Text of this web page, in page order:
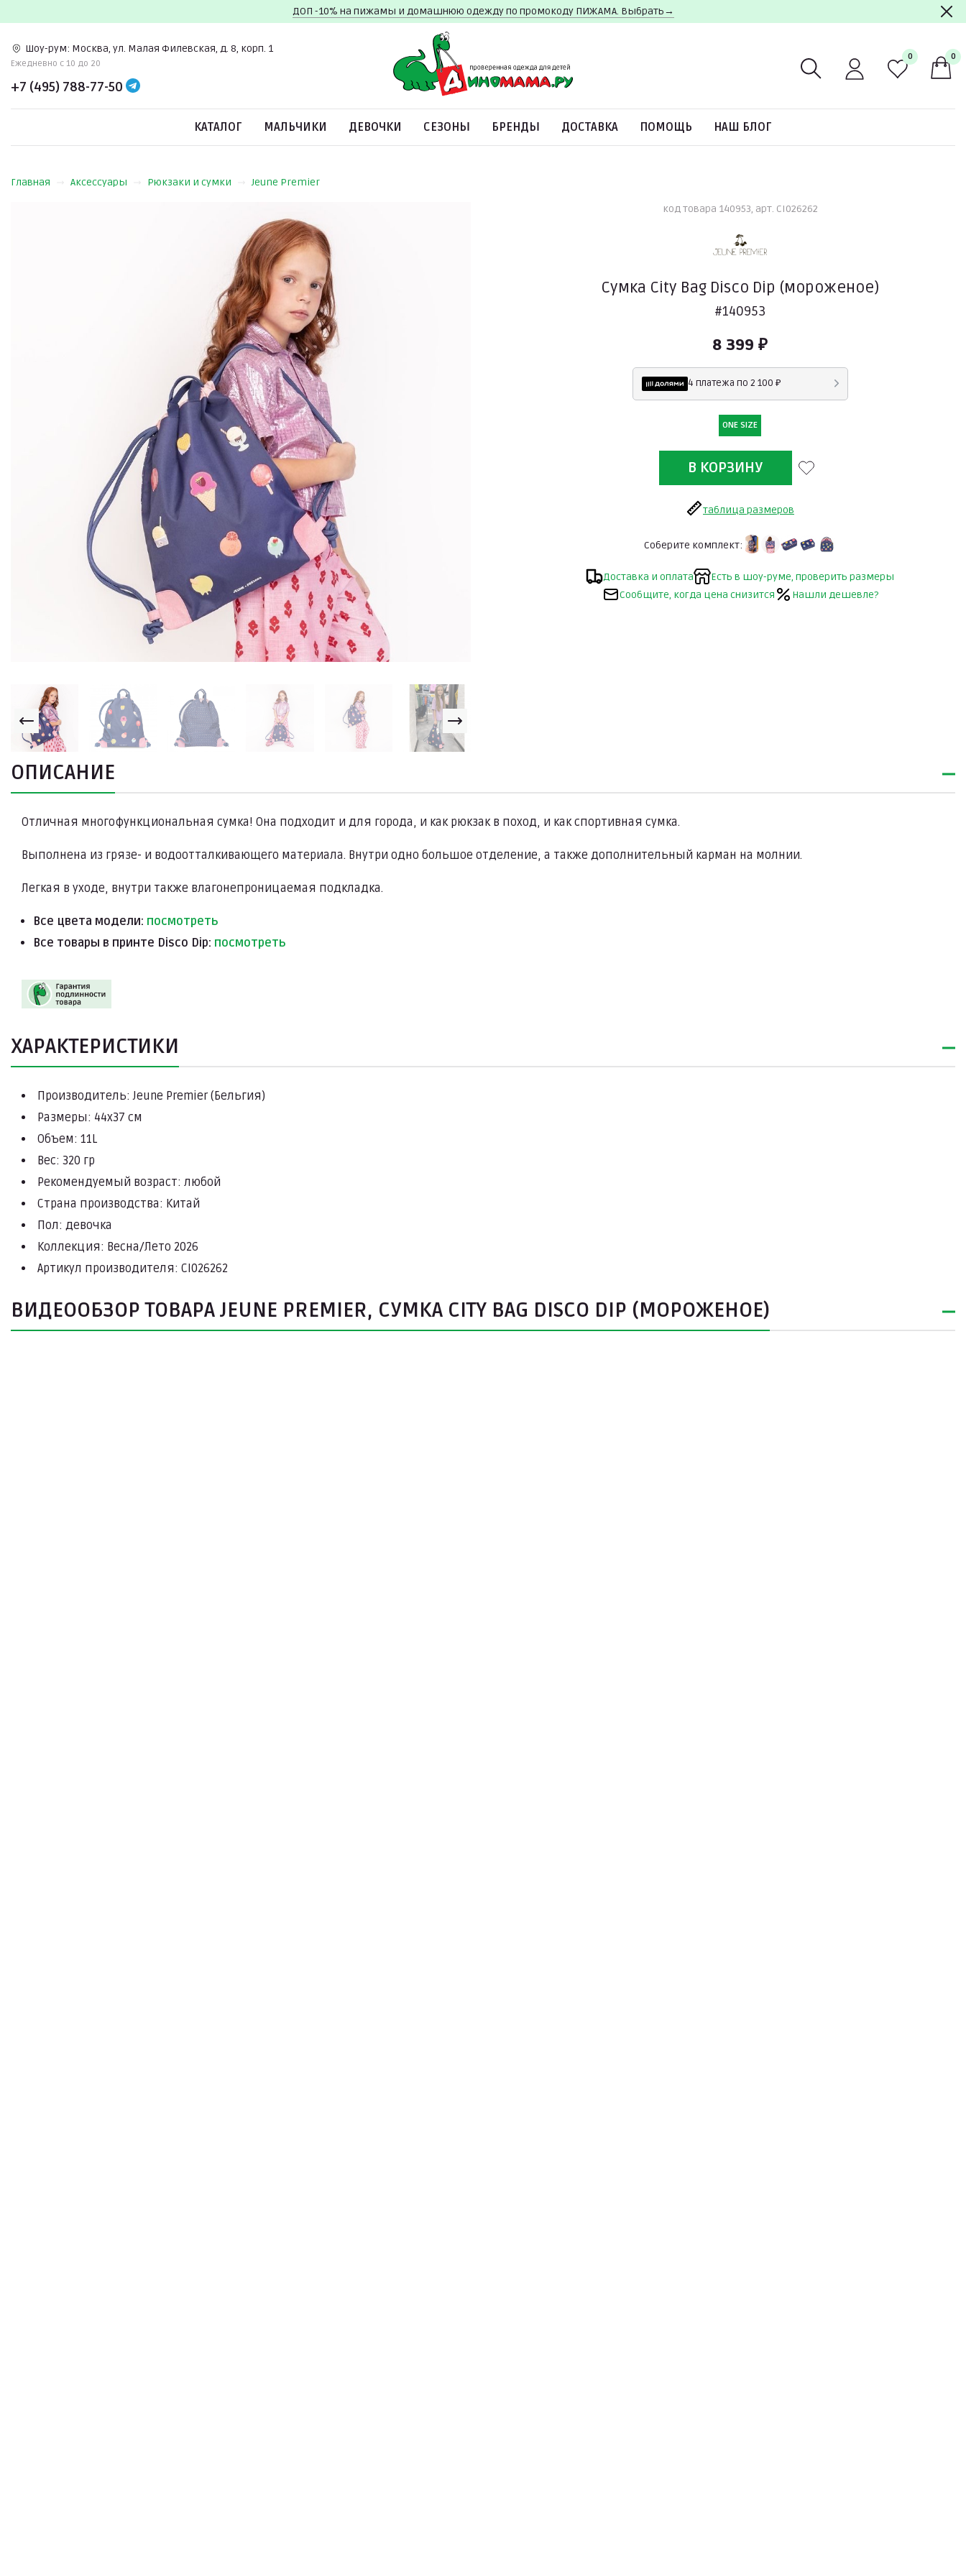
ДОП -10% на пижамы и домашнюю одежду по промокоду ПИЖАМА. Выбрать→
Шоу-рум: Москва, ул. Малая Филевская, д. 8, корп. 1
Ежедневно c 10 до 20
+7 (495) 788-77-50
0 0
КАТАЛОГ МАЛЬЧИКИ ДЕВОЧКИ СЕЗОНЫ БРЕНДЫ ДОСТАВКА ПОМОЩЬ НАШ БЛОГ
Главная Аксессуары Рюкзаки и сумки Jeune Premier
код товара 140953, арт. CI026262
Сумка City Bag Disco Dip (мороженое)
#140953
8 399 ₽
4 платежа по 2 100 ₽
ONE SIZE
таблица размеров
Соберите комплект:
Доставка и оплата
Есть в шоу-руме, проверить размеры
Сообщите, когда цена снизится
Нашли дешевле?
ОПИСАНИЕ
Отличная многофункциональная сумка! Она подходит и для города, и как рюкзак в поход, и как спортивная сумка.
Выполнена из грязе- и водоотталкивающего материала. Внутри одно большое отделение, а также дополнительный карман на молнии.
Легкая в уходе, внутри также влагонепроницаемая подкладка.
Все цвета модели: посмотреть
Все товары в принте Disco Dip: посмотреть
ХАРАКТЕРИСТИКИ
Производитель: Jeune Premier (Бельгия)
Размеры: 44х37 см
Объем: 11L
Вес: 320 гр
Рекомендуемый возраст: любой
Страна производства: Китай
Пол: девочка
Коллекция: Весна/Лето 2026
Артикул производителя: CI026262
ВИДЕООБЗОР ТОВАРА JEUNE PREMIER, СУМКА CITY BAG DISCO DIP (МОРОЖЕНОЕ)